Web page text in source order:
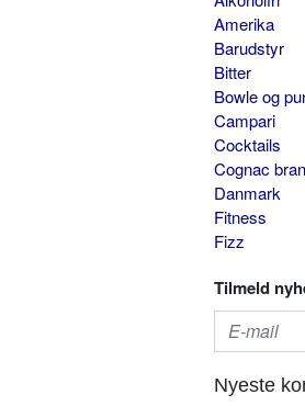
Amerika
Barudstyr
Bitter
Bowle og
Campari
Cocktails
Cognac
Danmark
Fitness
Fizz
Tilmeld
Nyeste